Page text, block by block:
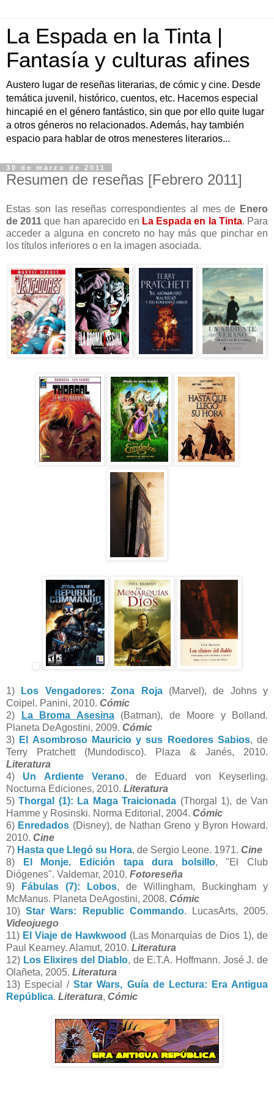
La Espada en la Tinta |
Fantasía y culturas afines
Austero lugar de reseñas literarias, de cómic y cine. Desde
temática juvenil, histórico, cuentos, etc. Hacemos especial
hincapié en el género fantástico, sin que por ello quite lugar
a otros géneros no relacionados. Además, hay también
espacio para hablar de otros menesteres literarios...
30 de marzo de 2011
Resumen de reseñas [Febrero 2011]
Estas son las reseñas correspondientes al mes de Enero
de 2011 que han aparecido en La Espada en la Tinta. Para
acceder a alguna en concreto no hay más que pinchar en
los títulos inferiores o en la imagen asociada.
1) Los Vengadores: Zona Roja(Marvel), de Johns y
Coipel. Panini, 2010. Cómic
2)
La Broma Asesina(Batman), de Moore y Bolland.
Planeta DeAgostini, 2009. Cómic
3) El Asombroso Mauricio y sus Roedores Sabios, de
Terry Pratchett (Mundodisco). Plaza & Janés, 2010.
Literatura
4) Un Ardiente Verano, de Eduard von Keyserling.
Nocturna Ediciones, 2010. Literatura
5)Thorgal (1): La Maga Traicionada (Thorgal 1), de Van
Hamme y Rosinski. Norma Editorial, 2004. Cómic
6) Enredados (Disney), de Nathan Greno y Byron Howard.
2010. Cine
7) Hasta que Llegó su Hora, de Sergio Leone. 1971. Cine
8)
El Monje. Edición tapa dura bolsillo, "El Club
Diógenes". Valdemar, 2010. Fotoreseña
9)
Fábulas (7): Lobos, de Willingham, Buckingham y
McManus. Planeta DeAgostini, 2008. Cómic
10)Star Wars: Republic Commando. LucasArts, 2005.
Videojuego
11) El Viaje de Hawkwood (Las Monarquías de Dios 1), de
Paul Kearney. Alamut, 2010. Literatura
12) Los Elixires del Diablo, de E.T.A. Hoffmann. José J. de
Olañeta, 2005. Literatura
13) Especial /Star Wars, Guía de Lectura: Era Antigua
República. Literatura, Cómic